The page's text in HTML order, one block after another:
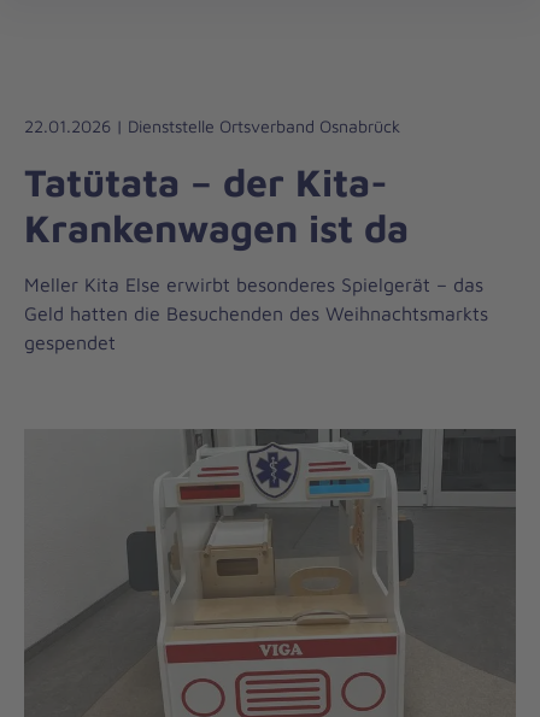
Liebe
Leben
22.01.2026 | Dienststelle Ortsverband Osnabrück
Tatütata – der Kita-
Krankenwagen ist da
Meller Kita Else erwirbt besonderes Spielgerät – das
Geld hatten die Besuchenden des Weihnachtsmarkts
gespendet